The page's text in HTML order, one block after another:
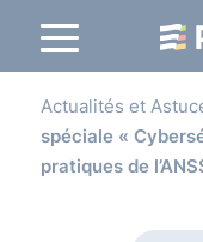
Actualités et
spéciale «
pratiques de